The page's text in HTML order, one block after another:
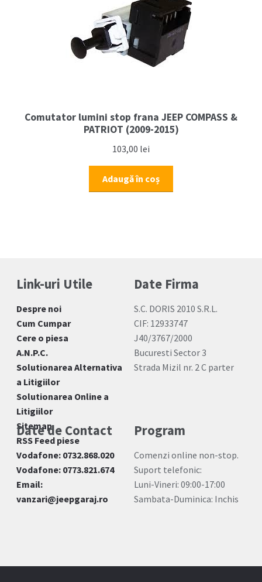
Comutator lumini stop frana JEEP COMPASS &
PATRIOT (2009-2015)
103,00 lei
Adaugă în coș
Link-uri Utile
Despre noi
Cum Cumpar
Cere o piesa
A.N.P.C.
Solutionarea Alternativa
a Litigiilor
Solutionarea Online a
Litigiilor
Sitemap
RSS Feed piese
Date Firma
S.C. DORIS 2010 S.R.L.
CIF: 12933747
J40/3767/2000
Bucuresti Sector 3
Strada Mizil nr. 2 C parter
Date de Contact
Vodafone: 0732.868.020
Vodafone: 0773.821.674
Email:
vanzari@jeepgaraj.ro
Program
Comenzi online non-stop.
Suport telefonic:
Luni-Vineri: 09:00-17:00
Sambata-Duminica: Inchis